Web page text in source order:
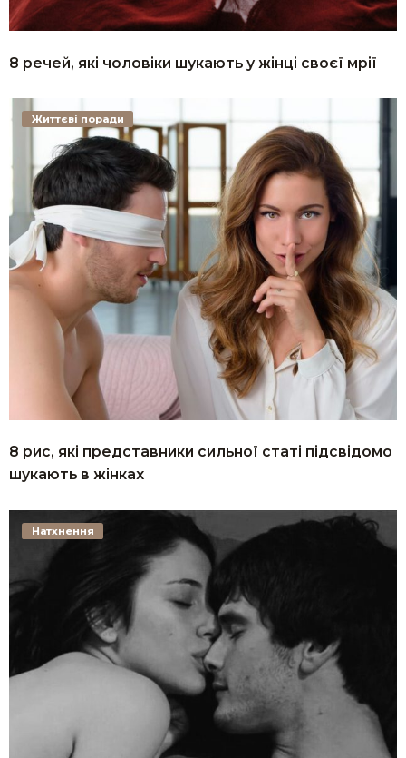
8 речей, які чоловіки шукають у жінці своєї мрії
8 рис, які представники сильної статі підсвідомо
шукають в жінках
Життєві поради
Натхнення